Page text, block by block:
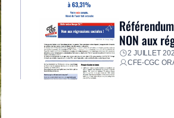
NON aux
2 JUILLET
CFE-CGC